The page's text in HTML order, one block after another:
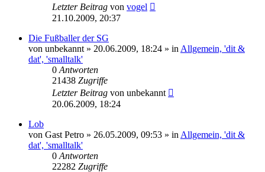
Letzter Beitrag von vogel
21.10.2009, 20:37
Die Fußballer der SG
von unbekannt » 20.06.2009, 18:24 » in Allgemein, 'dit &
dat', 'smalltalk'
0 Antworten
21438 Zugriffe
Letzter Beitrag von unbekannt
20.06.2009, 18:24
Lob
von Gast Petro » 26.05.2009, 09:53 » in Allgemein, 'dit &
dat', 'smalltalk'
0 Antworten
22282 Zugriffe